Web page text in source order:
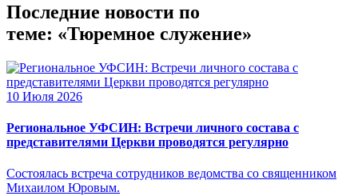
Последние новости по
теме: «Тюремное служение»
10 Июля 2026
Региональное УФСИН: Встречи личного состава с
представителями Церкви проводятся регулярно
Состоялась встреча сотрудников ведомства со священником
Михаилом Юровым.